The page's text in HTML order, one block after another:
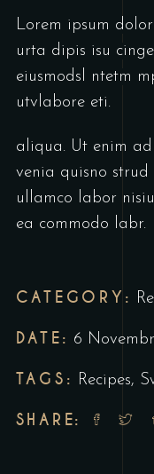
Lorem ipsum
urta dipis isu
eiusmodsl ntetm
utvlabore eti.
aliqua. Ut enim
venia quisno strud
ullamco labor
ea commodo labr.
CATEGORY:
DATE: 6
TAGS: Recipes,
SHARE: